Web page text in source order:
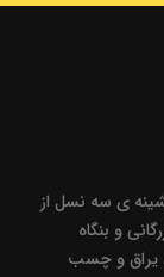
ی سه نسل از
و بنگاه
یراق و چسب